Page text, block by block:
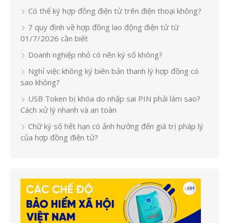
Có thể ký hợp đồng điện tử trên điện thoại không?
7 quy định về hợp đồng lao động điện tử từ
01/7/2026 cần biết
Doanh nghiệp nhỏ có nên ký số không?
Nghỉ việc không ký biên bản thanh lý hợp đồng có
sao không?
USB Token bị khóa do nhập sai PIN phải làm sao?
Cách xử lý nhanh và an toàn
Chữ ký số hết hạn có ảnh hưởng đến giá trị pháp lý
của hợp đồng điện tử?